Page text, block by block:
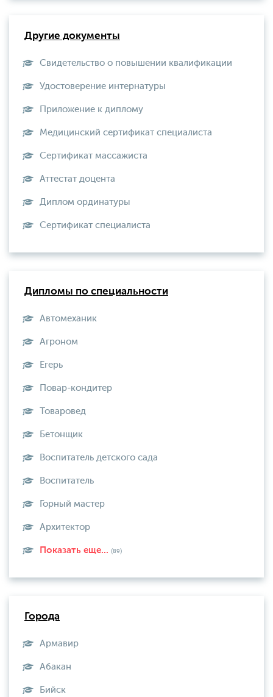
Другие документы
Свидетельство о повышении квалификации
Удостоверение интернатуры
Приложение к диплому
Медицинский сертификат специалиста
Сертификат массажиста
Аттестат доцента
Диплом ординатуры
Сертификат специалиста
Дипломы по специальности
Автомеханик
Агроном
Егерь
Повар-кондитер
Товаровед
Бетонщик
Воспитатель детского сада
Воспитатель
Горный мастер
Архитектор
Показать еще... (89)
Города
Армавир
Абакан
Бийск